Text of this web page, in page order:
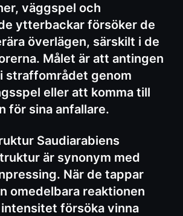
väggspel och
ytterbackar försöker de
överlägen, särskilt i de
Målet är att antingen
straffområdet genom
eller att komma till
för sina anfallare.
Saudiarabiens
är synonym med
När de tappar
omedelbara reaktionen
försöka vinna